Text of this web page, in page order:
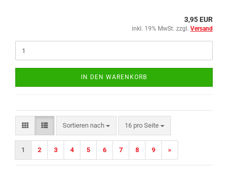
3,95 EUR
inkl. 19% MwSt. zzgl. Versand
IN DEN WARENKORB
Sortieren nach
Sortieren nach 16 pro Seite
pro Seite
1 2 3 4 5 6 7 8 9 »